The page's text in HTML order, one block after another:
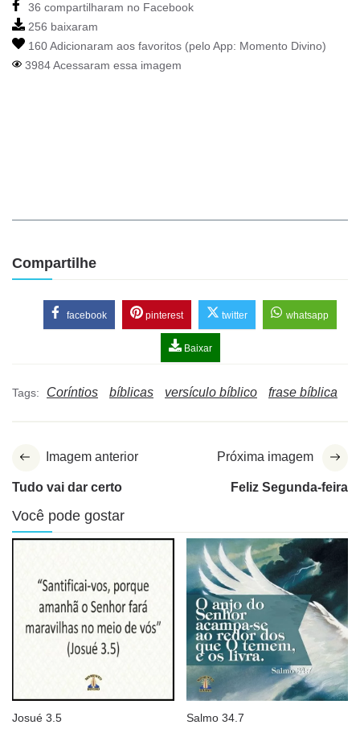
36 compartilharam no Facebook
256 baixaram
160 Adicionaram aos favoritos (pelo App: Momento Divino)
3984 Acessaram essa imagem
Compartilhe
facebook pinterest twitter whatsapp
Baixar
Tags: Coríntios bíblicas versículo bíblico frase bíblica
Imagem anterior
Tudo vai dar certo
Próxima imagem
Feliz Segunda-feira
Você pode gostar
Josué 3.5 Salmo 34.7